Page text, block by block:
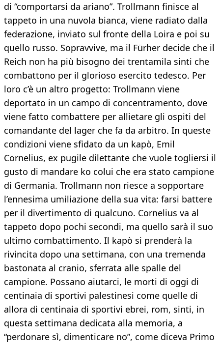
di “comportarsi da ariano”. Trollmann finisce al
tappeto in una nuvola bianca, viene radiato dalla
federazione, inviato sul fronte della Loira e poi su
quello russo. Sopravvive, ma il Fürher decide che il
Reich non ha più bisogno dei trentamila sinti che
combattono per il glorioso esercito tedesco. Per
loro c’è un altro progetto: Trollmann viene
deportato in un campo di concentramento, dove
viene fatto combattere per allietare gli ospiti del
comandante del lager che fa da arbitro. In queste
condizioni viene sfidato da un kapò, Emil
Cornelius, ex pugile dilettante che vuole togliersi il
gusto di mandare ko colui che era stato campione
di Germania. Trollmann non riesce a sopportare
l’ennesima umiliazione della sua vita: farsi battere
per il divertimento di qualcuno. Cornelius va al
tappeto dopo pochi secondi, ma quello sarà il suo
ultimo combattimento. Il kapò si prenderà la
rivincita dopo una settimana, con una tremenda
bastonata al cranio, sferrata alle spalle del
campione. Possano aiutarci, le morti di oggi di
centinaia di sportivi palestinesi come quelle di
allora di centinaia di sportivi ebrei, rom, sinti, in
questa settimana dedicata alla memoria, a
“perdonare sì, dimenticare no”, come diceva Primo